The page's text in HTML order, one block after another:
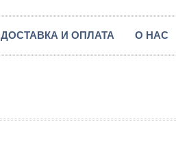
ДОСТАВКА И ОПЛАТА О НАС